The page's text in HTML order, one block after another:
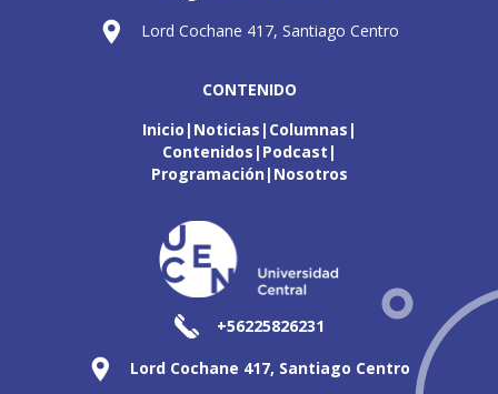
Lord Cochane 417, Santiago Centro
CONTENIDO
Inicio Noticias Columnas
Contenidos Podcast
Programación Nosotros
+56225826231
Lord Cochane 417, Santiago Centro